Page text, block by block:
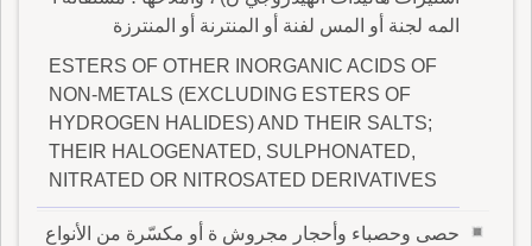
المه لجنة أو المس لفنة أو المنترنة أو المنترزة
ESTERS OF OTHER INORGANIC ACIDS OF
NON-METALS (EXCLUDING ESTERS OF
HYDROGEN HALIDES) AND THEIR SALTS;
THEIR HALOGENATED, SULPHONATED,
NITRATED OR NITROSATED DERIVATIVES
حصى وحصباء وأحجار مجروش ة أو مكسّرة من الأنواع